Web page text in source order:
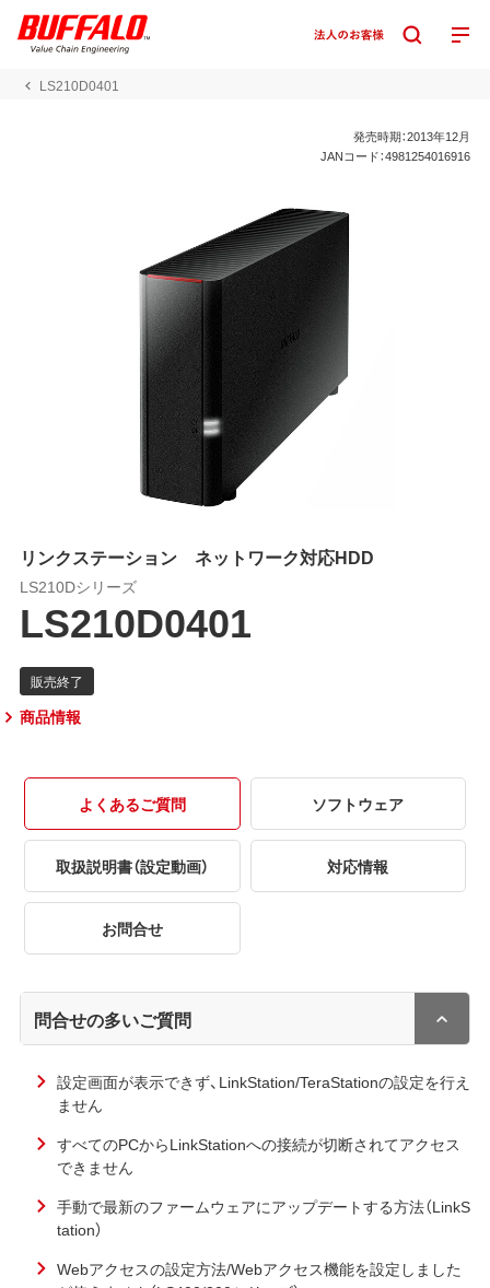
LS210D0401
発売時期：2013年12月
JANコード：4981254016916
リンクステーション ネットワーク対応HDD
LS210Dシリーズ
LS210D0401
商品情報
よくあるご質問 ソフトウェア
取扱説明書（設定動画） 対応情報
お問合せ
問合せの多いご質問
設定画面が表示できず、LinkStation/TeraStationの設定を行え
ません
すべてのPCからLinkStationへの接続が切断されてアクセス
できません
手動で最新のファームウェアにアップデートする方法（LinkS
tation）
Webアクセスの設定方法/Webアクセス機能を設定しました